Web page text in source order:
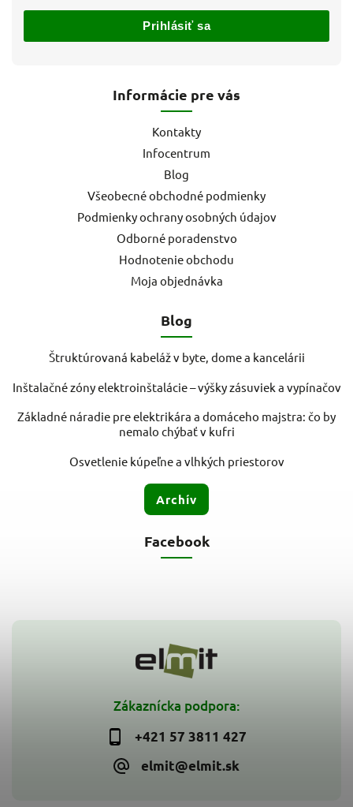
Zákaznícka podpora:
+421 57 3811 427
elmit@elmit.sk
Informácie pre vás
Kontakty
Infocentrum
Blog
Všeobecné obchodné podmienky
Podmienky ochrany osobných údajov
Odborné poradenstvo
Hodnotenie obchodu
Moja objednávka
Blog
Štruktúrovaná kabeláž v byte, dome a kancelárii
Inštalačné zóny elektroinštalácie – výšky zásuviek a vypínačov
Základné náradie pre elektrikára a domáceho majstra: čo by
nemalo chýbať v kufri
Osvetlenie kúpeľne a vlhkých priestorov
Archív
Prihlásiť sa
Facebook